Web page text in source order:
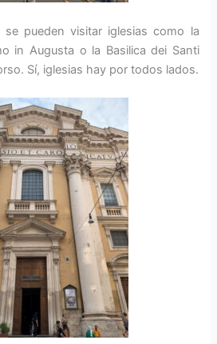
se pueden visitar iglesias como la
in Augusta o la Basilica dei Santi
Sí, iglesias hay por todos lados.